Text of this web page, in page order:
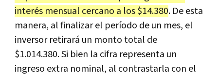
interés mensual cercano a los $14.380. De esta
manera, al finalizar el período de un mes, el
inversor retirará un monto total de
$1.014.380. Si bien la cifra representa un
ingreso extra nominal, al contrastarla con el